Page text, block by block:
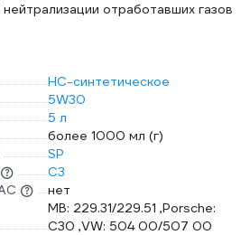
отработавших газов
НС-синтетическое
5W30
5 л
более 1000 мл (г)
SP
C3
нет
MB: 229.31/229.51 ,Porsche:
C30 ,VW: 504 00/507 00